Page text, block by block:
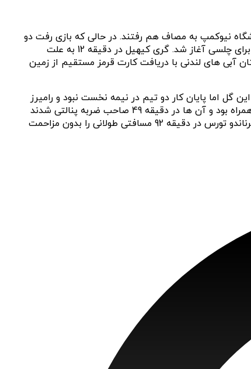
قهرمانان اروپا فصل 2011/12،‌ دو تیم بارسلونا و چلسی در ورزشگاه نیوکمپ به مصاف هم رفتند. در حالی که بازی رفت دو
تیم در لندن با گل دیدیه دروگبا 1-0 به سود چلسی به پایان رسیده بود، نیمه اول این دیدار با شروعی طوفانی برای بارسلونا و ناامیدی برای چلسی آغاز شد. گری کیهیل در دقیقه 12 به علت
جان تری، کاپیتان آبی های لندنی با دریافت کارت قرمز مستقیم از زمین
شود. این گل اما پایان کار دو تیم در نیمه نخست نبود و رامیرز
در آخرین لحظات بازی با ضربه چیپ دیدنی گل اول چلسی را وارد دروازه ویکتور والدز کرد. نیمه دوم نیز با حملات همه جانبه بارسلونا همراه بود و آن ها در دقیقه 49 صاحب ضربه پنالتی شدند
اما لیونل مسی این ضربه را از دست داد. حملات همه جانبه بارسلونا در نیمه دوم ثمری نداشت تا اینکه در آخرین موقعیت مسابقه، فرناندو تورس در دقیقه 92 مسافتی طولانی را بدون مزاحمت